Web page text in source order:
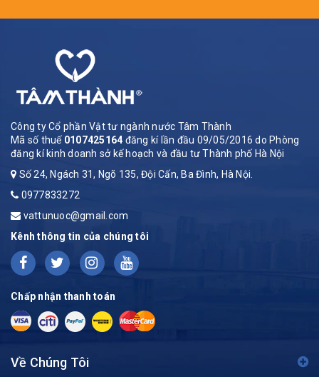
Công ty Cổ phần Vật tư ngành nước Tâm Thành
Mã số thuế 0107425164 đăng kí lần đầu 09/05/2016 do Phòng
đăng kí kinh doanh sở kế hoạch và đầu tư Thành phố Hà Nội
Số 24, Ngách 31, Ngõ 135, Đội Cấn, Ba Đình, Hà Nội.
0977833272
vattunuoc@gmail.com
Kênh thông tin của chúng tôi
Chấp nhận thanh toán
Về Chúng Tôi